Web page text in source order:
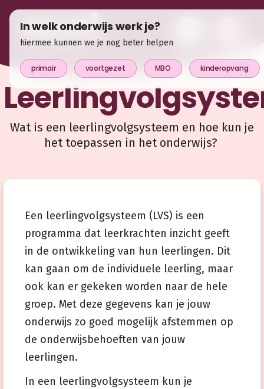
Wat is een leerlingvolgsysteem en hoe kun je
het toepassen in het onderwijs?
Een leerlingvolgsysteem (LVS) is een
programma dat leerkrachten inzicht geeft
in de ontwikkeling van hun leerlingen. Dit
kan gaan om de individuele leerling, maar
ook kan er gekeken worden naar de hele
groep. Met deze gegevens kan je jouw
onderwijs zo goed mogelijk afstemmen op
de onderwijsbehoeften van jouw
leerlingen.
In een leerlingvolgsysteem kun je
In welk onderwijs werk je?
hiermee kunnen we je nog beter helpen
primair voortgezet MBO kinderopvang